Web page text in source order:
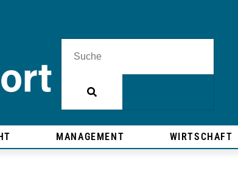
MANAGEMENT WIRTSCHAFT